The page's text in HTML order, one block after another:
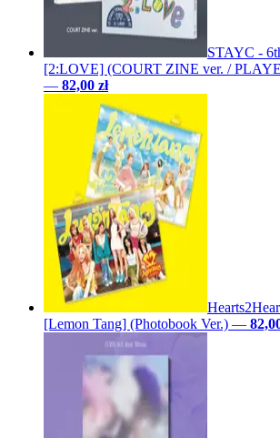
STAYC -
[2:LOVE] (COURT ZINE ver. /
— 82,00 zł
[Lemon Tang] (Photobook Ver.) —